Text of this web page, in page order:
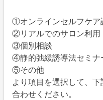
①オンラインセルフケア
②リアルでのサロン利用
③個別相談
④静的弛緩誘導法セミナ
⑤その他
より項目を選択して、
合わせください。